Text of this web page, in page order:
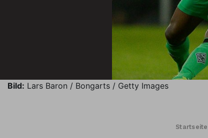
Bild: Lars Baron / Bongarts / Getty Images
Startseite